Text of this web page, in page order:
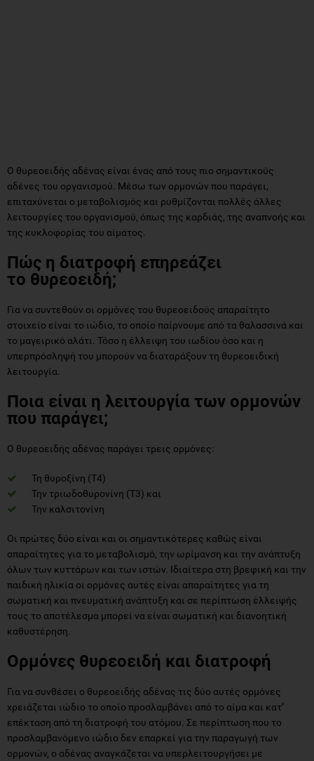
λειτουργίες του οργανισμού, όπως της καρδιάς, της αναπνοής και
της κυκλοφορίας του αίματος.
Πώς η διατροφή επηρεάζει
το θυρεοειδή;
Για να συντεθούν οι ορμόνες του θυρεοειδούς απαραίτητο
στοιχείο είναι το ιώδιο, το οποίο παίρνουμε από τα θαλασσινά και
υπερπρόσληψή του μπορούν να διαταράξουν τη θυρεοειδική
λειτουργία.
Ποια είναι η λειτουργία των ορμονών
που παράγει;
Ο θυρεοειδής αδένας παράγει τρεις ορμόνες:
Την τριωδοθυρονίνη (Τ3) και
Οι πρώτες δύο είναι και οι σημαντικότερες καθώς είναι
απαραίτητες για το μεταβολισμό, την ωρίμανση και την ανάπτυξη
παιδική ηλικία οι ορμόνες αυτές είναι απαραίτητες για τη
σωματική και πνευματική ανάπτυξη και σε περίπτωση έλλειψής
τους το αποτέλεσμα μπορεί να είναι σωματική και διανοητική
καθυστέρηση.
Ορμόνες θυρεοειδή και διατροφή
χρειάζεται ιώδιο το οποίο προσλαμβάνει από το αίμα και κατ’
προσλαμβανόμενο ιώδιο δεν επαρκεί για την παραγωγή των
ορμονών, ο αδένας αναγκάζεται να υπερλειτουργήσει με
αποτέλεσμα να διογκωθεί, δημιουργώντας αυτό που ονομάζουμε
βρογχοκήλη. Η τρίτη ορμόνη, η καλσιτονίνη, δεν έχει καμία σχέση
με τις άλλες δύο. Συντίθεται σε διαφορετικά κύτταρα του